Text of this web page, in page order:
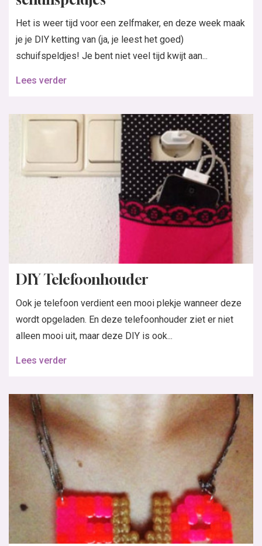
Het is weer tijd voor een zelfmaker, en deze week maak
je je DIY ketting van (ja, je leest het goed)
schuifspeldjes! Je bent niet veel tijd kwijt aan...
Lees verder
DIY Telefoonhouder
Ook je telefoon verdient een mooi plekje wanneer deze
wordt opgeladen. En deze telefoonhouder ziet er niet
alleen mooi uit, maar deze DIY is ook...
Lees verder